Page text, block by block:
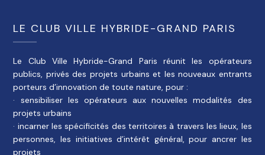
LE CLUB VILLE HYBRIDE-GRAND PARIS
Le Club Ville Hybride-Grand Paris réunit les opérateurs
publics, privés des projets urbains et les nouveaux entrants
porteurs d’innovation de toute nature, pour :
· sensibiliser les opérateurs aux nouvelles modalités des
projets urbains
· incarner les spécificités des territoires à travers les lieux, les
personnes, les initiatives d’intérêt général, pour ancrer les
projets